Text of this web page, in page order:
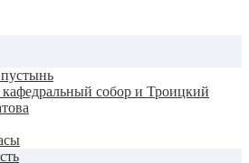
собор и Троицкий